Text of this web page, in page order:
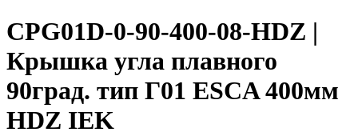
CPG01D-0-90-400-08-HDZ |
Крышка угла плавного
90град. тип Г01 ESCA 400мм
HDZ IEK